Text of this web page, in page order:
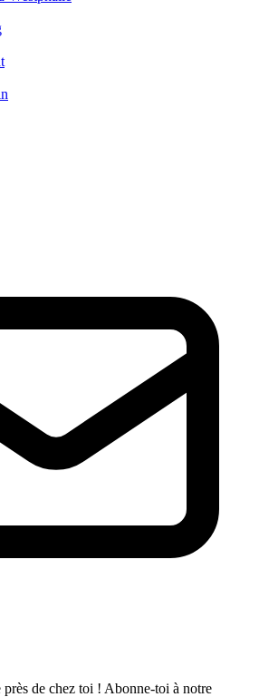
près de chez toi ! Abonne-toi à notre